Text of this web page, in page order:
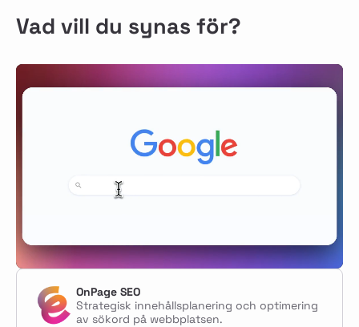
Vad vill du synas för?
OnPage SEO
Strategisk innehållsplanering och optimering
av sökord på webbplatsen.